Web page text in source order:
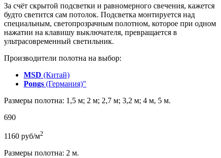
За счёт скрытой подсветки и равномерного свечения, кажется
будто светится сам потолок. Подсветка монтируется над
специальным, светопрозрачным полотном, которое при одном
нажатии на клавишу выключателя, превращается в
ультрасовременный светильник.
Производители полотна на выбор:
MSD (Китай)
Pongs (Германия)"
Размеры полотна: 1,5 м; 2 м; 2,7 м; 3,2 м; 4 м, 5 м.
690
1160 руб/м2
Размеры полотна: 2 м.